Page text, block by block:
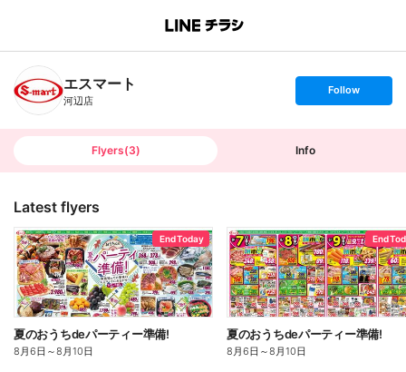
B
n
c
h
T
エスマート
河辺店
s
t
o
Follow
Flyers(3) Info
Latest flyers
End Today
夏のおうちdeパーティー準備!
8月6日 ～8月10日
End
夏のおうちdeパーティー準備!
8月6日 ～8月10日